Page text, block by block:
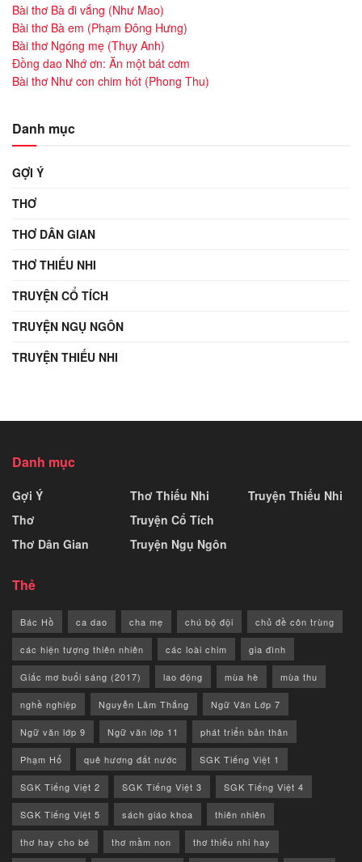
Bài thơ Bà đi vắng (Như Mao)
Bài thơ Bà em (Phạm Đông Hưng)
Bài thơ Ngóng mẹ (Thụy Anh)
Đồng dao Nhớ ơn: Ăn một bát cơm
Bài thơ Như con chim hót (Phong Thu)
Danh mục
GỢI Ý
THƠ
THƠ DÂN GIAN
THƠ THIẾU NHI
TRUYỆN CỔ TÍCH
TRUYỆN NGỤ NGÔN
TRUYỆN THIẾU NHI
Danh mục
Gợi Ý
Thơ
Thơ Dân Gian
Thơ Thiếu Nhi
Truyện Cổ Tích
Truyện Ngụ Ngôn
Truyện Thiếu Nhi
Thẻ
Bác Hồ ca dao cha mẹ chú bộ đội chủ đề côn trùng
các hiện tượng thiên nhiên các loài chim gia đình
Giấc mơ buổi sáng (2017) lao động mùa hè mùa thu
nghề nghiệp Nguyễn Lãm Thắng Ngữ Văn Lớp 7
Ngữ văn lớp 9 Ngữ văn lớp 11 phát triển bản thân
Phạm Hổ quê hương đất nước SGK Tiếng Việt 1
SGK Tiếng Việt 2 SGK Tiếng Việt 3 SGK Tiếng Việt 4
SGK Tiếng Việt 5 sách giáo khoa thiên nhiên
thơ hay cho bé thơ mầm non thơ thiếu nhi hay